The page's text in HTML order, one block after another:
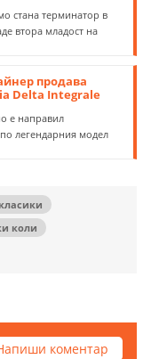
стана терминатор в
втора младост на
продава
Delta Integrale
е направил
легендарния модел
коли
коментар